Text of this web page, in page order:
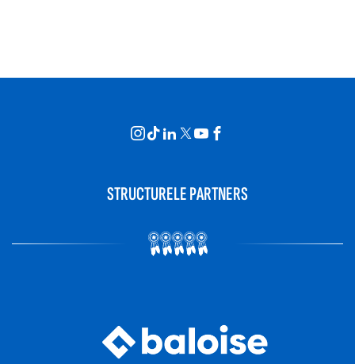
STRUCTURELE PARTNERS